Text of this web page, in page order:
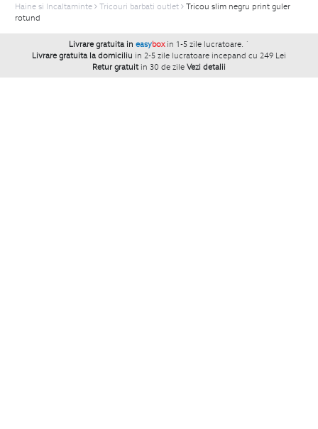
Haine si Incaltaminte Tricouri barbati outlet
Tricou slim negru print guler
rotund
Livrare gratuita in easybox in 1-5 zile lucratoare. `
Livrare gratuita la domiciliu in 2-5 zile lucratoare incepand cu 249 Lei
Retur gratuit in 30 de zile Vezi detalii